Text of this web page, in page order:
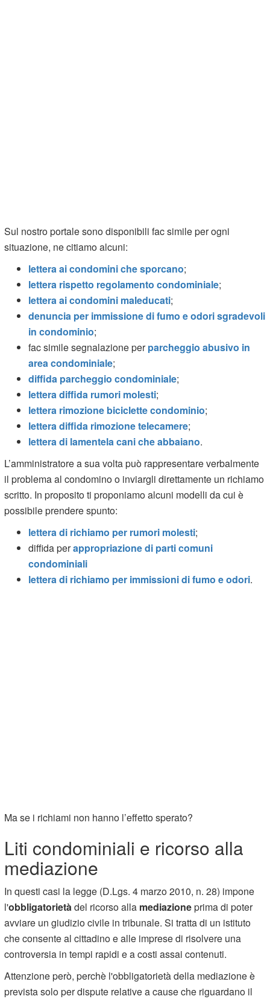
Sul nostro portale sono disponibili fac simile per ogni
situazione, ne citiamo alcuni:
lettera ai condomini che sporcano;
lettera rispetto regolamento condominiale;
lettera ai condomini maleducati;
denuncia per immissione di fumo e odori sgradevoli
in condominio;
fac simile segnalazione perparcheggio abusivo in
area condominiale;
diffida parcheggio condominiale;
lettera diffida rumori molesti;
lettera rimozione biciclette condominio;
lettera diffida rimozione telecamere;
lettera di lamentela cani che abbaiano.
L’amministratore a sua volta può rappresentare verbalmente
il problema al condomino o inviargli direttamente un richiamo
scritto. In proposito ti proponiamo alcuni modelli da cui è
possibile prendere spunto:
lettera di richiamo per rumori molesti;
diffida perappropriazione di parti comuni
condominiali
lettera di richiamo per immissioni di fumo e odori.
Ma se i richiami non hanno l’effetto sperato?
Liti condominiali e ricorso alla
mediazione
In questi casi la legge (D.Lgs. 4 marzo 2010, n. 28) impone
l'obbligatorietà del ricorso alla mediazioneprima di poter
avviare un giudizio civile in tribunale. Si tratta di un istituto
che consente al cittadino e alle imprese di risolvere una
controversia in tempi rapidi e a costi assai contenuti.
Attenzione però, perchè l'obbligatorietà della mediazione è
prevista solo per dispute relative a cause che riguardano il